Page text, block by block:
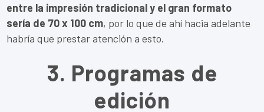
entre la impresión tradicional y el gran formato
sería de 70 x 100 cm, por lo que de ahí hacia adelante
habría que prestar atención a esto.
3. Programas de
edición